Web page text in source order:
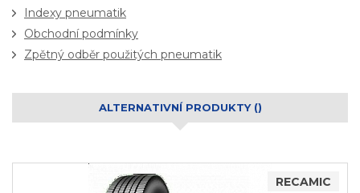
Indexy pneumatik
Obchodní podmínky
Zpětný odběr použitých pneumatik
ALTERNATIVNÍ PRODUKTY ()
RECAMIC